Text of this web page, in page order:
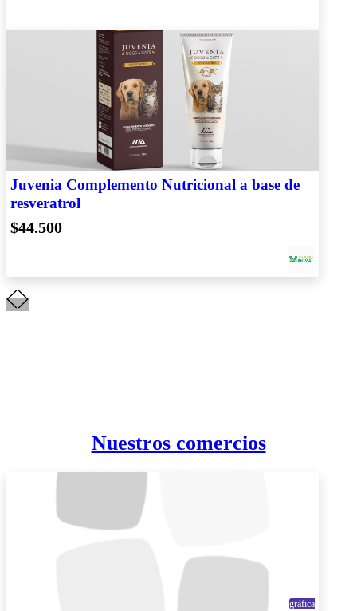
Juvenia Complemento Nutricional a base de
resveratrol
$44.500
Nuestros comercios
gráfica